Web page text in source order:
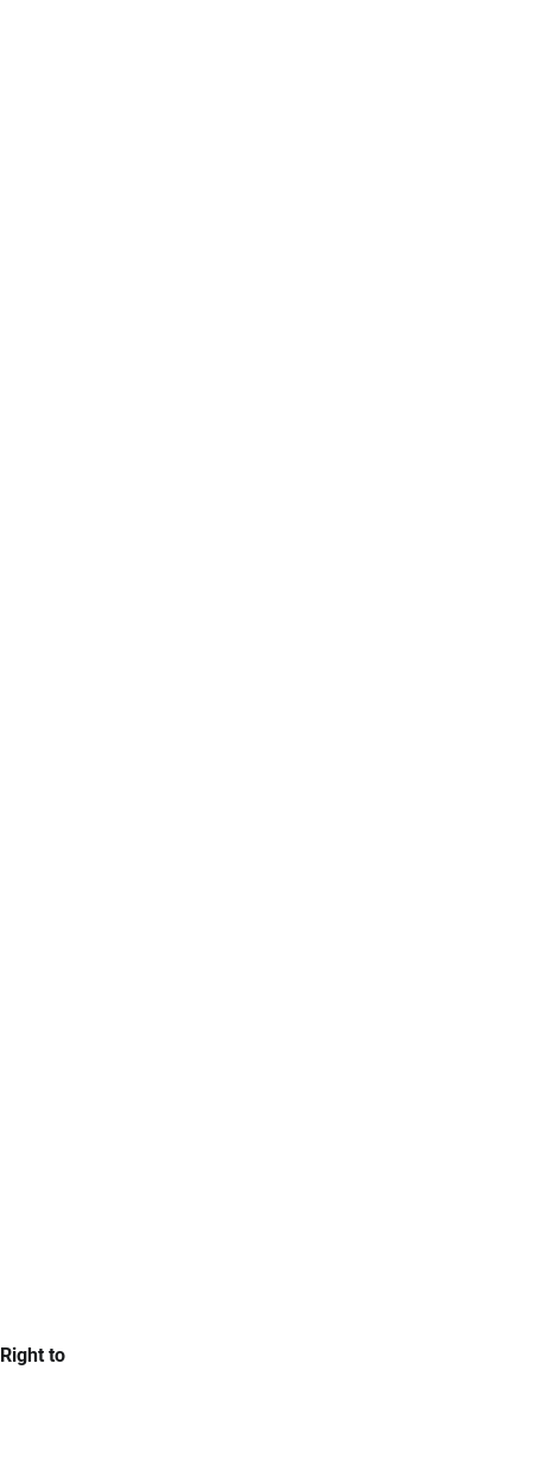
Right to